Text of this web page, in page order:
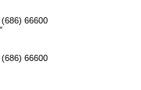
66600
"
66600